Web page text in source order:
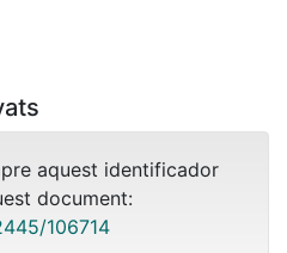
aquest identificador
document:
106714